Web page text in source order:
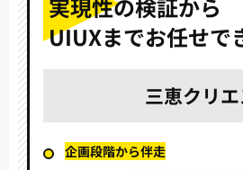
実現性の検証から
UIUXまでお任せで
三恵クリ
企画段階から伴走